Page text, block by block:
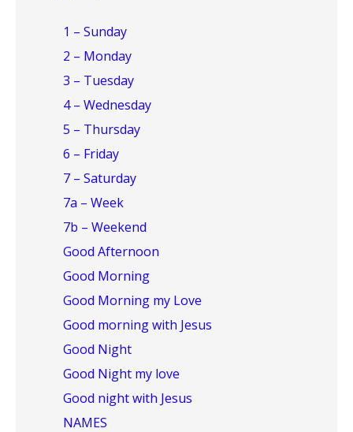
1 – Sunday
2 – Monday
3 – Tuesday
4 – Wednesday
5 – Thursday
6 – Friday
7 – Saturday
7a – Week
7b – Weekend
Good Afternoon
Good Morning
Good Morning my Love
Good morning with Jesus
Good Night
Good Night my love
Good night with Jesus
NAMES